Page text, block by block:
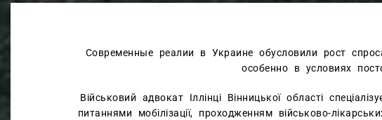
Современные реалии в Украине обусловили рост
особенно в условиях
Військовий адвокат Іллінці Вінницької області
питаннями мобілізації, проходженням військово-